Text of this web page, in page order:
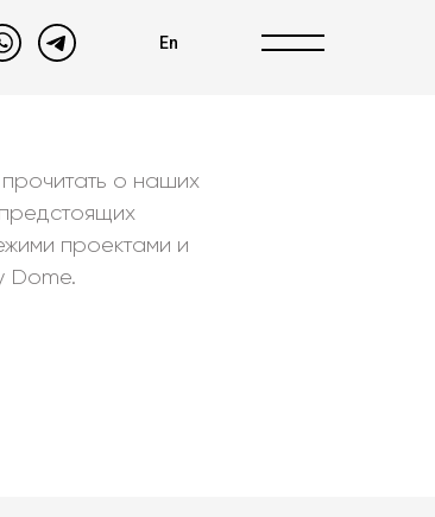
En
о наших
проектами и
Dome.